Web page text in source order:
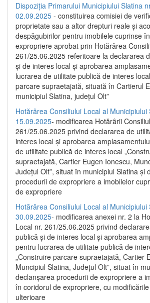
Dispoziția Primarului Municipiului Slatina
02.09.2025 - constituirea comisiei de
proprietate sau a altor drepturi reale și
despăgubirilor pentru imobilele cuprinse
expropriere aprobat prin Hotărârea
261/25.06.2025 referitoare la declararea
și de interes local și aprobarea
lucrarea de utilitate publică de interes
parcare supraetajată, situată în Cartierul
municipiul Slatina, județul Olt”
Hotărârea Consiliului Local al Municipiului
15.09.2025- modificarea Hotărârii
261/25.06.2025 privind declararea de
interes local și aprobarea
de utilitate publică de interes local
supraetajată, Cartier Eugen Ionescu,
Județul Olt”, situat în municipiul Slatina și
procedurii de expropriere a imobilelor
de expropriere
Hotărârea Consiliului Local al Municipiului
30.09.2025- modificarea anexei nr. 2 la
Local nr. 261/25.06.2025 privind
publică şi de interes local şi aprobarea
pentru lucrarea de utilitate publică de
„Construire parcare supraetajată, Cartier
Muncipiul Slatina, Judeţul Olt”, situat în
declanşarea procedurii de expropriere a
în coridorul de expropriere, cu
ulterioare